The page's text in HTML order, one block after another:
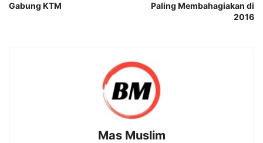
Gabung KTM
Paling Membahagiakan di
2016
Mas Muslim